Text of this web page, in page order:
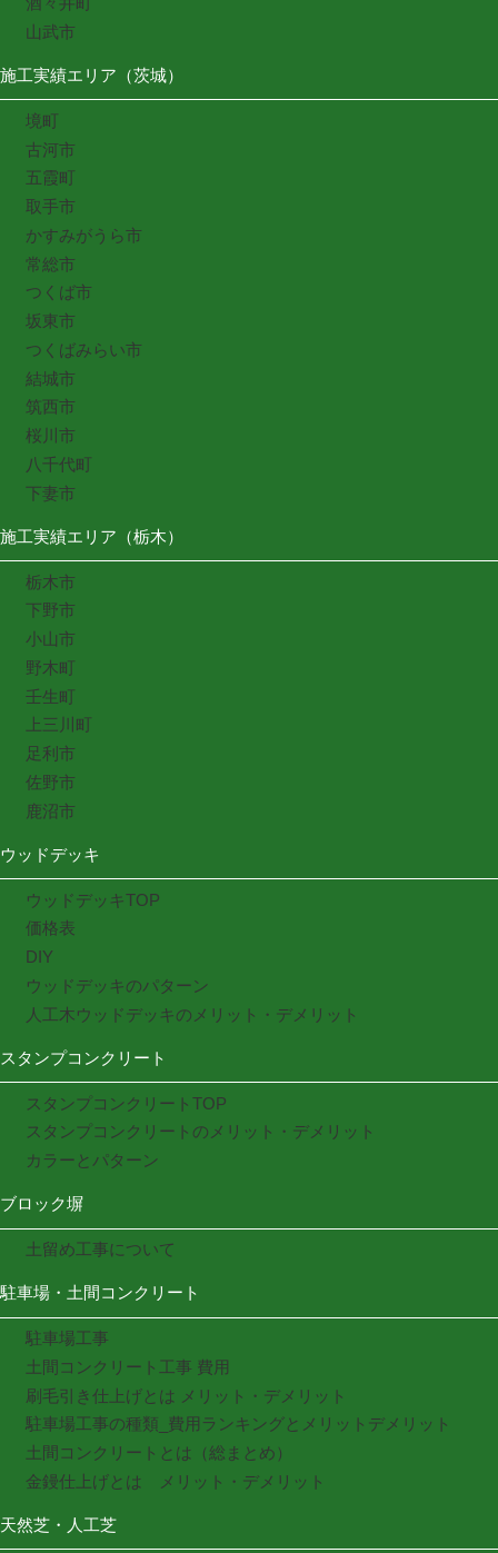
山武市
施工実績エリア（茨城）
境町
古河市
五霞町
取手市
かすみがうら市
常総市
つくば市
坂東市
つくばみらい市
結城市
筑西市
桜川市
八千代町
下妻市
施工実績エリア（栃木）
栃木市
下野市
小山市
野木町
壬生町
上三川町
足利市
佐野市
鹿沼市
ウッドデッキ
ウッドデッキTOP
価格表
DIY
ウッドデッキのパターン
人工木ウッドデッキのメリット・デメリット
スタンプコンクリート
スタンプコンクリートTOP
スタンプコンクリートのメリット・デメリット
カラーとパターン
ブロック塀
土留め工事について
駐車場・土間コンクリート
駐車場工事
土間コンクリート工事 費用
刷毛引き仕上げとは メリット・デメリット
駐車場工事の種類_費用ランキングとメリットデメリット
土間コンクリートとは（総まとめ）
金鏝仕上げとは メリット・デメリット
天然芝・人工芝